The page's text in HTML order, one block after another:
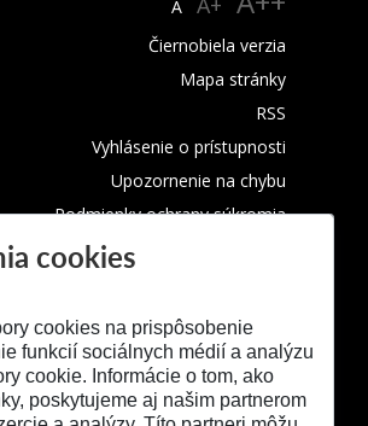
A
Čiernobiela verzia
Mapa stránky
RSS
Vyhlásenie o prístupnosti
Upozornenie na chybu
Podmienky ochrany súkromia
cookies
cookies na prispôsobenie
funkcií sociálnych médií a analýzu
cookie. Informácie o tom, ako
poskytujeme aj našim partnerom